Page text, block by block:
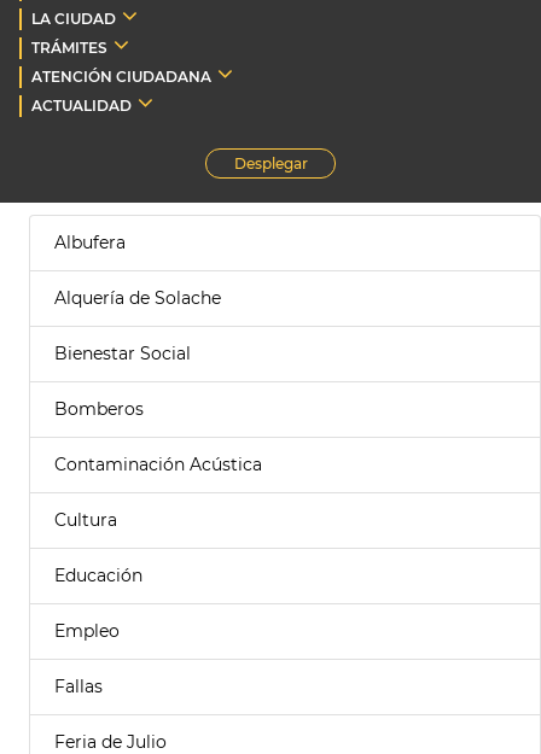
LA CIUDAD
TRÁMITES
ATENCIÓN CIUDADANA
ACTUALIDAD
Desplegar
Albufera
Alquería de Solache
Bienestar Social
Bomberos
Contaminación Acústica
Cultura
Educación
Empleo
Fallas
Feria de Julio